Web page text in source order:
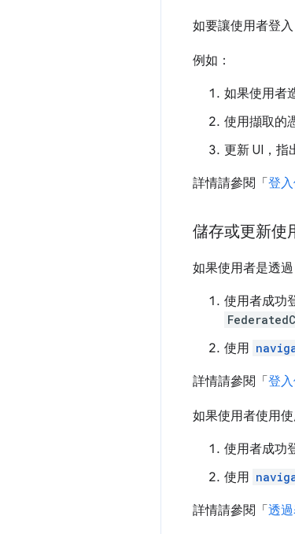
如要讓使用者登
例如：
如果使用者
使用擷取的
更新 UI，指
詳情請參閱「 登
儲存或更新使
如果使用者是透
使用者成功
使用
詳情請參閱「 登
如果使用者使用
使用者成功
使用
詳情請參閱「 透